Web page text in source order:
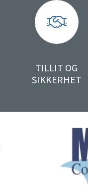
TILLIT OG
SIKKERHET